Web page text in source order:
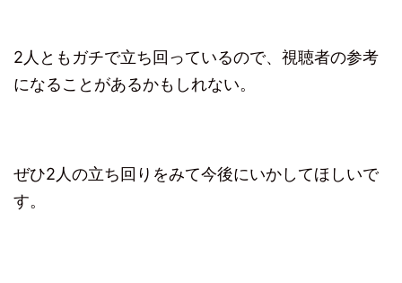
2人ともガチで立ち回っているので、視聴者の参考
になることがあるかもしれない。
ぜひ2人の立ち回りをみて今後にいかしてほしいで
す。